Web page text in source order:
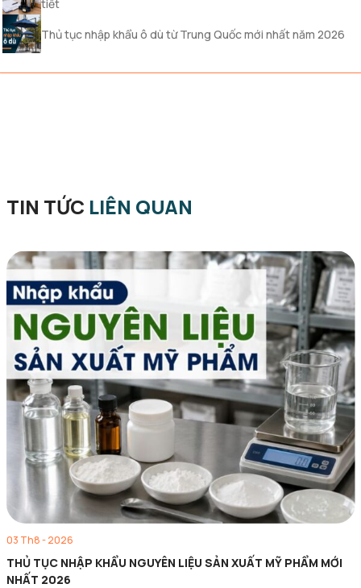
tiết
Thủ tục nhập khẩu ô dù từ Trung Quốc mới nhất năm 2026
TIN TỨC LIÊN QUAN
03 Th8 - 2026
THỦ TỤC NHẬP KHẨU NGUYÊN LIỆU SẢN XUẤT MỸ PHẨM MỚI
NHẤT 2026